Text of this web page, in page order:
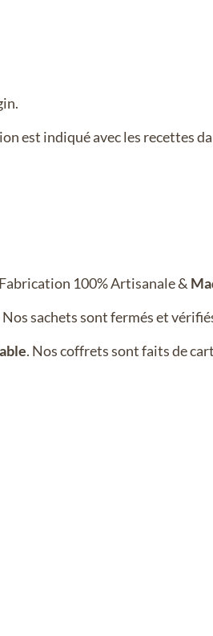
est indiqué avec les recettes
100% Artisanale &
sachets sont fermés et
. Nos coffrets sont faits de